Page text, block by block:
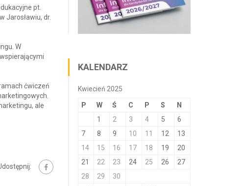
pt.
Jarosławiu, dr.
W
ćwiczeń
ale
KALENDARZ
Kwiecień 2025
P W Ś C P S N
1 2 3 4 5
6
7
8 9 10 11 12
13
14
15 16 17 18 19
20
21
22 23 24 25 26
27
28
29 30